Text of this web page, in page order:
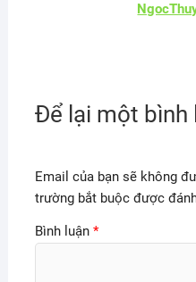
Để lại một bình
Email của bạn sẽ không
trường bắt buộc được
Bình luận *